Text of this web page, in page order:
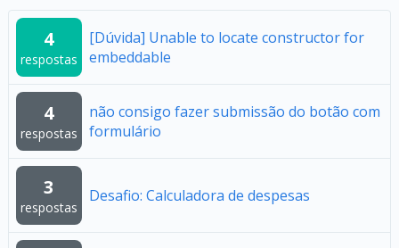
4
respostas
[Dúvida] Unable to locate constructor for
embeddable
4
respostas
não consigo fazer submissão do botão com
formulário
3
respostas
Desafio: Calculadora de despesas